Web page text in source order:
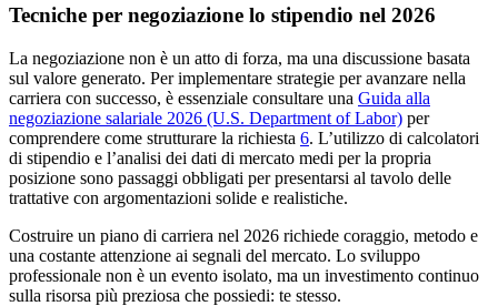
Tecniche per negoziazione lo stipendio nel 2026
La negoziazione non è un atto di forza, ma una discussione basata
sul valore generato. Per implementare strategie per avanzare nella
carriera con successo, è essenziale consultare una Guida alla
negoziazione salariale 2026 (U.S. Department of Labor) per
comprendere come strutturare la richiesta 6. L’utilizzo di calcolatori
di stipendio e l’analisi dei dati di mercato medi per la propria
posizione sono passaggi obbligati per presentarsi al tavolo delle
trattative con argomentazioni solide e realistiche.
Costruire un piano di carriera nel 2026 richiede coraggio, metodo e
una costante attenzione ai segnali del mercato. Lo sviluppo
professionale non è un evento isolato, ma un investimento continuo
sulla risorsa più preziosa che possiedi: te stesso.